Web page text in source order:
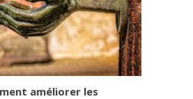
améliorer les